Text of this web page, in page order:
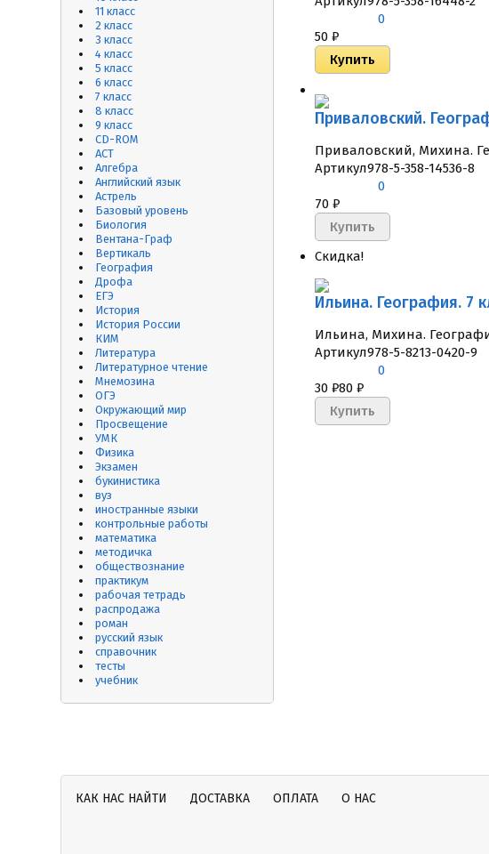
11 класс
2 класс
3 класс
4 класс
5 класс
6 класс
7 класс
8 класс
9 класс
CD-ROM
АСТ
Алгебра
Английский язык
Астрель
Базовый уровень
Биология
Вентана-Граф
Вертикаль
География
Дрофа
ЕГЭ
История
История России
КИМ
Литература
Литературное чтение
Мнемозина
ОГЭ
Окружающий мир
Просвещение
УМК
Физика
Экзамен
букинистика
вуз
иностранные языки
контрольные работы
математика
методичка
обществознание
практикум
рабочая тетрадь
распродажа
роман
русский язык
справочник
тесты
учебник
0
50 ₽
Приваловский.
Приваловский, Михина.
Артикул978-5-358-14536-8
0
70 ₽
Скидка!
Ильина. География. 7
Ильина, Михина.
Артикул978-5-8213-0420-9
0
30 ₽80 ₽
КАК НАС НАЙТИ ДОСТАВКА ОПЛАТА О НАС